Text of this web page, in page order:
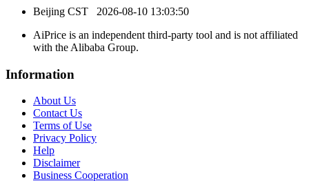
Beijing CST 2026-08-10 13:03:50
AiPrice is an independent third-party tool and is not affiliated
with the Alibaba Group.
Information
About Us
Contact Us
Terms of Use
Privacy Policy
Help
Disclaimer
Business Cooperation